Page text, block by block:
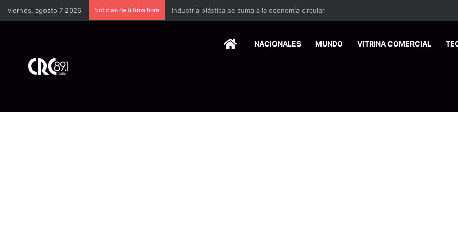
viernes, agosto 7 2026 Noticias de última hora
HOMENACIONALES MUNDO VITRINA COMERCIAL